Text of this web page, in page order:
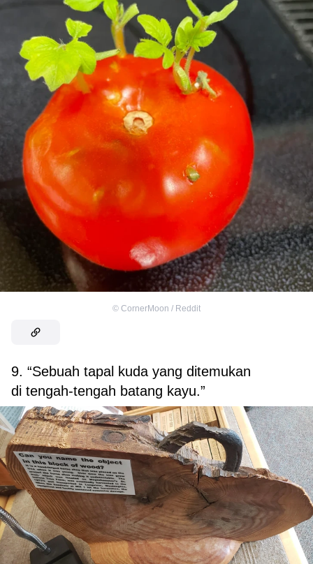
© CornerMoon / Reddit
9. “Sebuah tapal kuda yang ditemukan
di tengah-tengah batang kayu.”